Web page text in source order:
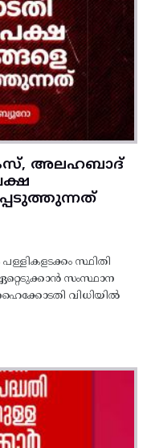
അലഹബാദ്
സ്ഥിതി
സംസ്ഥാന
വിധിയിൽ